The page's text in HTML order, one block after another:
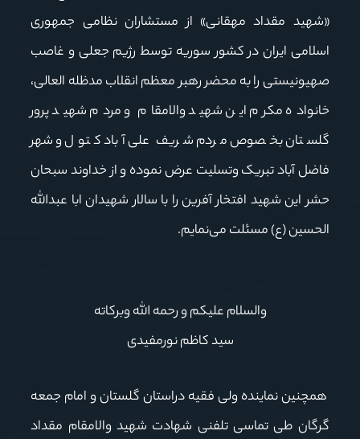
«شهید مقداد مهقانی» از مستشاران نظامی جمهوری
اسلامی ايران در کشور سوریه توسط رژیم جعلی و غاصب
صهیونیستی را به محضر رهبر معظم انقلاب مدظله العالی،
خانواده مکرم این شهید والامقام و مردم شهید پرور
گلستان بخصوص مردم شریف علی آباد کتول و شهر
فاضل آباد تبریک وتسلیت عرض نموده و از خداوند سبحان
حشر این شهید افتخار آفرین را با سالار شهیدان ابا عبدالله
الحسین (ع) مسئلت می‌نمایم.
والسلام علیکم و رحمه الله وبرکاته
سید کاظم نورمفیدی
همچنین نماینده ولی فقیه دراستان گلستان و امام جمعه
گرگان طی تماسی تلفنی شهادت شهید والامقام مقداد